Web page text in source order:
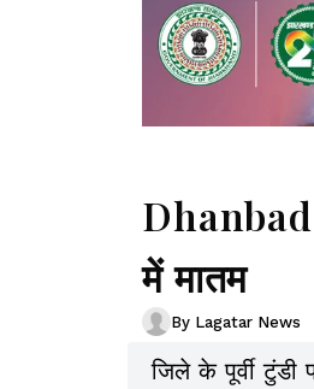
Dhanbad
में मातम
By Lagatar News
जिले के पूर्वी